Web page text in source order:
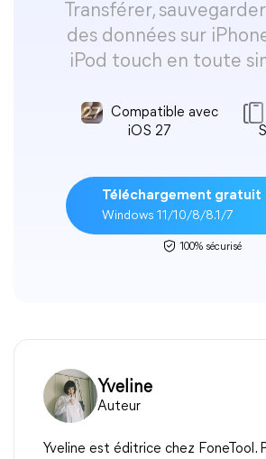
Transférer,
des données sur
iPod touch en toute
Compatible avec
iOS 27
Téléchargement gratuit
Windows 11/10/8/8.1/7
100% sécurisé
Yveline
Auteur
Yveline est éditrice chez FoneTool.